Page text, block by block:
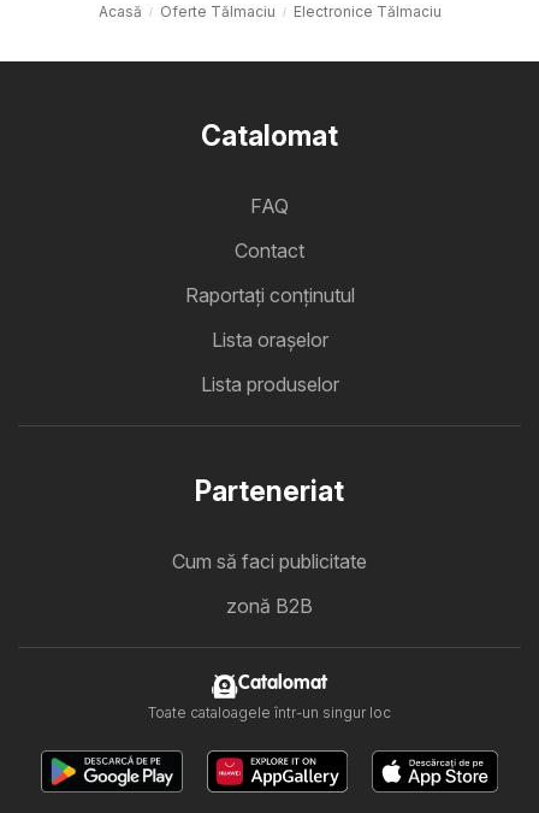
Acasă Oferte Tălmaciu Electronice Tălmaciu
Catalomat
FAQ
Contact
Raportați conținutul
Lista oraşelor
Lista produselor
Parteneriat
Cum să faci publicitate
zonă B2B
Catalomat
Toate cataloagele într-un singur loc